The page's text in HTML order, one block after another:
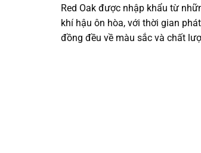
Red Oak được nhập khẩu từ
khí hậu ôn hòa, với thời gian
đồng đều về màu sắc và chất